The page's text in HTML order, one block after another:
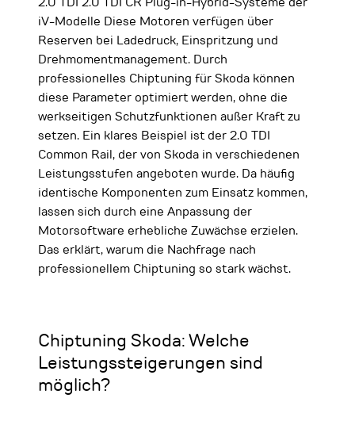
iV-Modelle Diese Motoren verfügen über
Reserven bei Ladedruck, Einspritzung und
Drehmomentmanagement. Durch
professionelles Chiptuning für Skoda können
diese Parameter optimiert werden, ohne die
werkseitigen Schutzfunktionen außer Kraft zu
setzen. Ein klares Beispiel ist der 2.0 TDI
Common Rail, der von Skoda in verschiedenen
Leistungsstufen angeboten wurde. Da häufig
identische Komponenten zum Einsatz kommen,
lassen sich durch eine Anpassung der
Motorsoftware erhebliche Zuwächse erzielen.
Das erklärt, warum die Nachfrage nach
professionellem Chiptuning so stark wächst.
Chiptuning Skoda: Welche
Leistungssteigerungen sind
möglich?